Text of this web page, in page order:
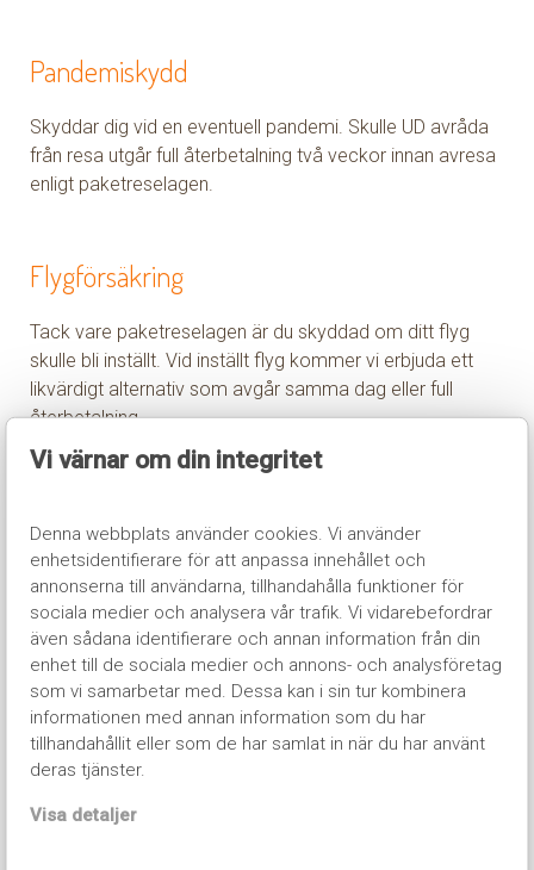
Vi värnar om din integritet
Denna webbplats använder cookies. Vi använder
enhetsidentifierare för att anpassa innehållet och
annonserna till användarna, tillhandahålla funktioner för
sociala medier och analysera vår trafik. Vi vidarebefordrar
även sådana identifierare och annan information från din
enhet till de sociala medier och annons- och analysföretag
som vi samarbetar med. Dessa kan i sin tur kombinera
informationen med annan information som du har
tillhandahållit eller som de har samlat in när du har använt
deras tjänster.
Visa detaljer
Pandemiskydd
Skyddar dig vid en eventuell pandemi. Skulle UD avråda
från resa utgår full återbetalning två veckor innan avresa
enligt paketreselagen.
Flygförsäkring
Tack vare paketreselagen är du skyddad om ditt flyg
skulle bli inställt. Vid inställt flyg kommer vi erbjuda ett
likvärdigt alternativ som avgår samma dag eller full
återbetalning.
Nordic Invasion innehar statlig resegaranti ställd hos
Kammarkollegiet. Detta skyddar dig som resenär mot
eventuell konkurs. Med resegarantin är resenären
garanterad full återbetalning vid oförutsedda händelser
eller eventuell konkurs. Det betyder att du kan känna dig
trygg att åka med oss på Nordic Invasion.
Högsta kreditvärdighet